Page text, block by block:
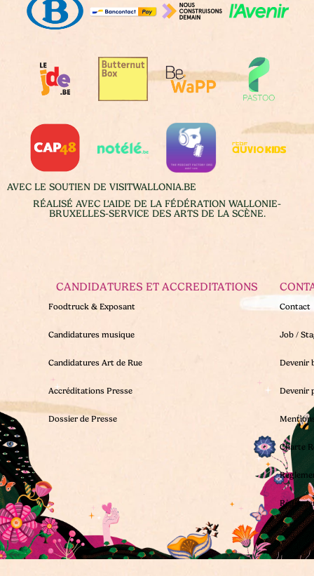
AVEC LE SOUTIEN DE VISITWALLONIA.BE
RÉALISÉ AVEC L'AIDE DE LA FÉDÉRATION WALLONIE-
BRUXELLES-SERVICE DES ARTS DE LA SCÈNE.
CANDIDATURES ET ACCREDITATIONS
Foodtruck & Exposant
Candidatures musique
Candidatures Art de Rue
Accréditations Presse
Dossier de Presse
Contact
Job /
Devenir
Devenir
Charte